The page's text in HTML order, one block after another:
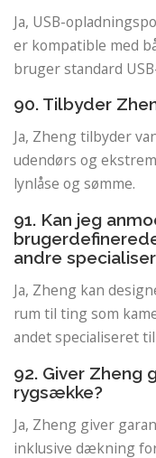
Ja, USB-
er kompatible med
bruger standard
90. Tilbyder
Ja, Zheng tilbyder
udendørs og
lynlåse og sømme.
91. Kan jeg
andre
Ja, Zheng kan
rum til ting som
andet specialiseret
92. Giver Zheng
rygsække?
Ja, Zheng giver
inklusive dækning